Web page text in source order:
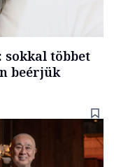
sokkal többet
beérjük